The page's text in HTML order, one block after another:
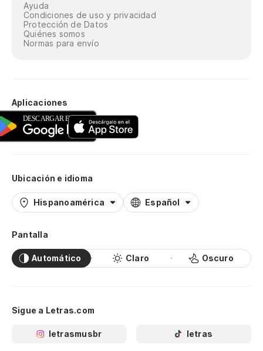
Ayuda
Condiciones de uso y privacidad
Protección de Datos
Quiénes somos
Normas para envío
Aplicaciones
Ubicación e idioma
Hispanoamérica Español
Pantalla
Automático Claro Oscuro
Sigue a Letras.com
letrasmusbr letras